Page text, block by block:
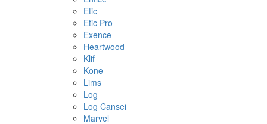
Etic
Etic Pro
Exence
Heartwood
Klif
Kone
Lims
Log
Log Cansei
Marvel